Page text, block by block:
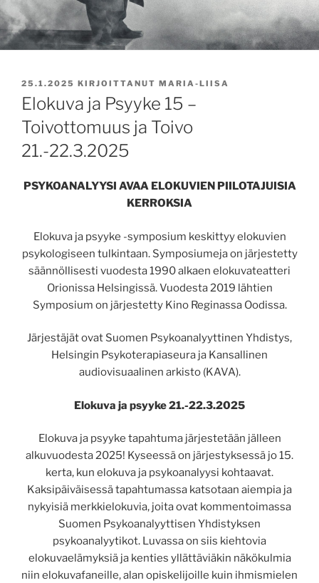
JULKAISTU
25.1.2025 KIRJOITTANUT MARIA-LIISA
Elokuva ja Psyyke 15 –
Toivottomuus ja Toivo
21.-22.3.2025
PSYKOANALYYSI AVAA ELOKUVIEN PIILOTAJUISIA
KERROKSIA
Elokuva ja psyyke -symposium keskittyy elokuvien
psykologiseen tulkintaan. Symposiumeja on järjestetty
säännöllisesti vuodesta 1990 alkaen elokuvateatteri
Orionissa Helsingissä. Vuodesta 2019 lähtien
Symposium on järjestetty Kino Reginassa Oodissa.
Järjestäjät ovat Suomen Psykoanalyyttinen Yhdistys,
Helsingin Psykoterapiaseura ja Kansallinen
audiovisuaalinen arkisto (KAVA).
Elokuva ja psyyke 21.-22.3.2025
Elokuva ja psyyke tapahtuma järjestetään jälleen
alkuvuodesta 2025! Kyseessä on järjestyksessä jo 15.
kerta, kun elokuva ja psykoanalyysi kohtaavat.
Kaksipäiväisessä tapahtumassa katsotaan aiempia ja
nykyisiä merkkielokuvia, joita ovat kommentoimassa
Suomen Psykoanalyyttisen Yhdistyksen
psykoanalyytikot. Luvassa on siis kiehtovia
elokuvaelämyksiä ja kenties yllättäviäkin näkökulmia
niin elokuvafaneille, alan opiskelijoille kuin ihmismielen